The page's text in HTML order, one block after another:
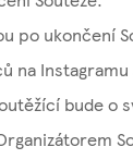
po ukončení
na
bude o